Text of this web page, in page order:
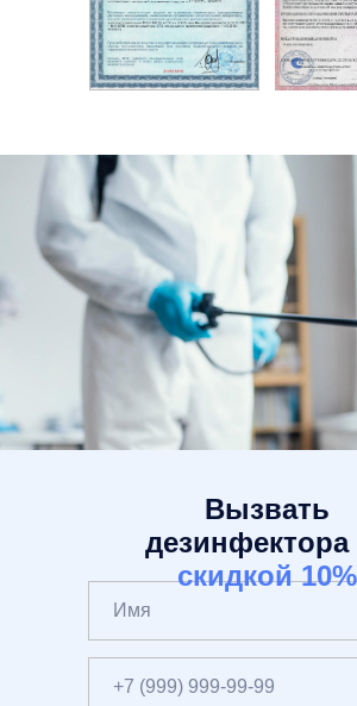
Вызвать
дезинфектора
скидкой 10%